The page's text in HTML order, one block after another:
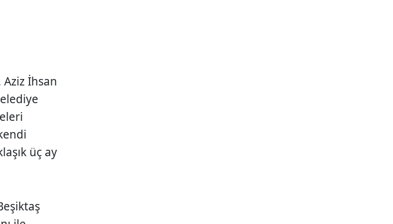
Aziz İhsan
üç ay